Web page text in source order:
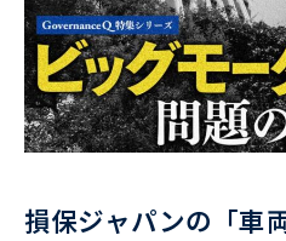
損保ジャパンの「車